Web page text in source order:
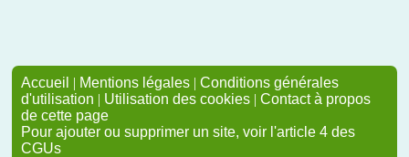
Accueil | Mentions légales | Conditions générales
d'utilisation | Utilisation des cookies | Contact à propos
de cette page
Pour ajouter ou supprimer un site, voir l'article 4 des
CGUs